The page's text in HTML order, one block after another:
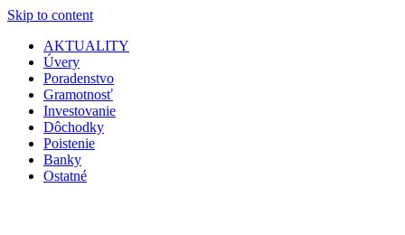
Skip to content
AKTUALITY
Úvery
Poradenstvo
Gramotnosť
Investovanie
Dôchodky
Poistenie
Banky
Ostatné